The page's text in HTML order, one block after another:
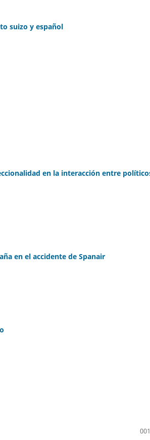
suizo y español
en la interacción entre
en el accidente de Spanair